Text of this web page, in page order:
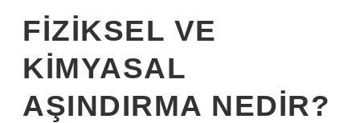
FIZIKSEL VE
KIMYASAL
AŞINDIRMA NEDIR?